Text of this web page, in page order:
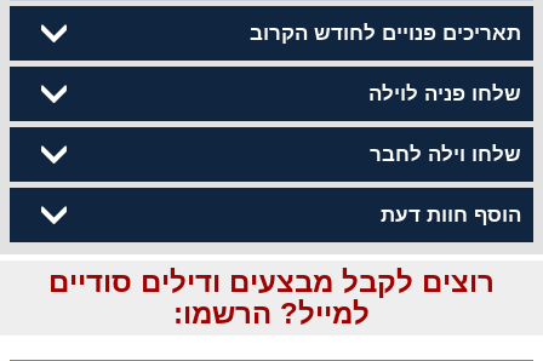
תאריכים פנויים לחודש הקרוב
שלחו פניה לוילה
שלחו וילה לחבר
הוסף חוות דעת
רוצים לקבל מבצעים ודילים סודיים
למייל? הרשמו: